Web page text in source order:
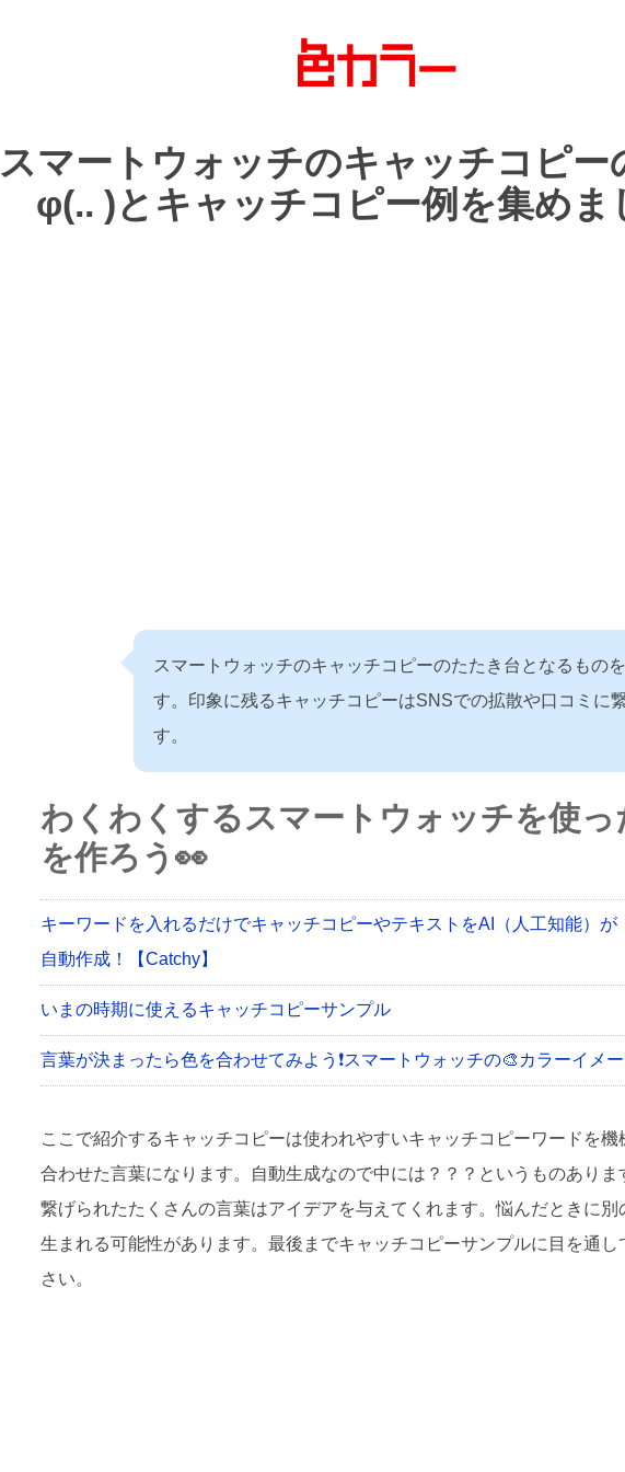
スマートウォッチのキャッチコピー
φ(.. )と キャッチコピー例を集めま
スマートウォッチのキャッチコピーのたたき台となるもの
す。印象に残るキャッチコピーはSNSでの拡散や口コミに
す。
わくわくするスマートウォッチを使っ
を作ろう👀
キーワードを入れるだけでキャッチコピーやテキストをAI（人工知能）が
自動作成！【Catchy】
いまの時期に使えるキャッチコピーサンプル
言葉が決まったら色を合わせてみよう❗スマートウォッチの🎨カラーイメ
ここで紹介するキャッチコピーは使われやすいキャッチコピーワードを機
合わせた言葉になります。自動生成なので中には？？？というものありま
繋げられたたくさんの言葉はアイデアを与えてくれます。悩んだときに別
生まれる可能性があります。最後までキャッチコピーサンプルに目を通し
さい。